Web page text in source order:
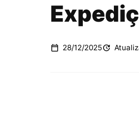
28/12/2025